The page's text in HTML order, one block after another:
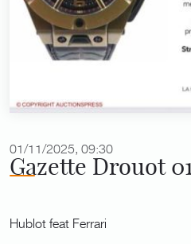
01/11/2025, 09:30
Gazette Drouot
Hublot feat Ferrari